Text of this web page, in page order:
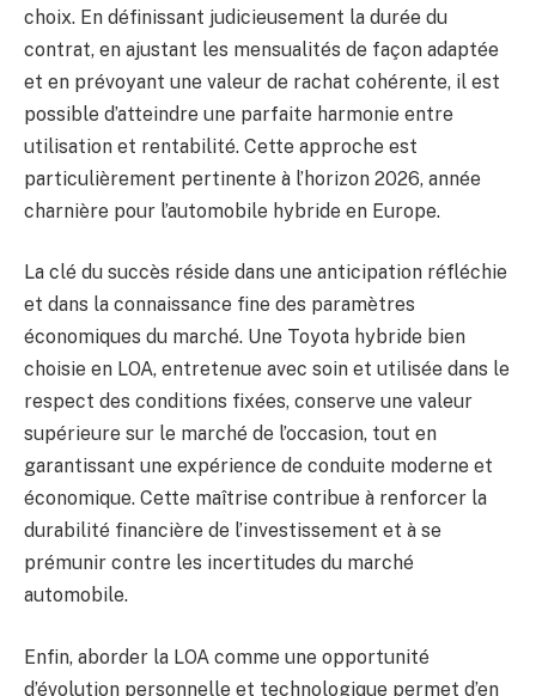
choix. En définissant judicieusement la durée du
contrat, en ajustant les mensualités de façon adaptée
et en prévoyant une valeur de rachat cohérente, il est
possible d’atteindre une parfaite harmonie entre
utilisation et rentabilité. Cette approche est
particulièrement pertinente à l’horizon 2026, année
charnière pour l’automobile hybride en Europe.
La clé du succès réside dans une anticipation réfléchie
et dans la connaissance fine des paramètres
économiques du marché. Une Toyota hybride bien
choisie en LOA, entretenue avec soin et utilisée dans le
respect des conditions fixées, conserve une valeur
supérieure sur le marché de l’occasion, tout en
garantissant une expérience de conduite moderne et
économique. Cette maîtrise contribue à renforcer la
durabilité financière de l’investissement et à se
prémunir contre les incertitudes du marché
automobile.
Enfin, aborder la LOA comme une opportunité
d’évolution personnelle et technologique permet d’en